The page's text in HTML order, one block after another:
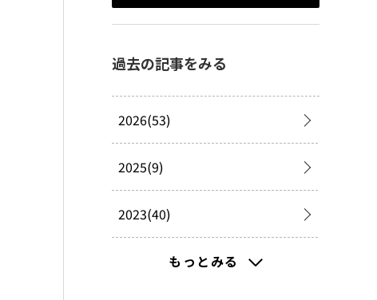
過去の記事をみる
2026(53)
2025(9)
2023(40)
2022(99)もっとみる